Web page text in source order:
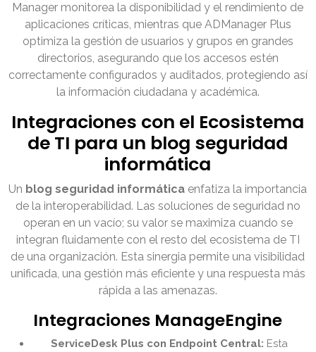
Manager monitorea la disponibilidad y el rendimiento de
aplicaciones críticas, mientras que ADManager Plus
optimiza la gestión de usuarios y grupos en grandes
directorios, asegurando que los accesos estén
correctamente configurados y auditados, protegiendo así
la información ciudadana y académica.
Integraciones con el Ecosistema
de TI para un blog seguridad
informática
Un blog seguridad informática enfatiza la importancia
de la interoperabilidad. Las soluciones de seguridad no
operan en un vacío; su valor se maximiza cuando se
integran fluidamente con el resto del ecosistema de TI
de una organización. Esta sinergia permite una visibilidad
unificada, una gestión más eficiente y una respuesta más
rápida a las amenazas.
Integraciones ManageEngine
ServiceDesk Plus con Endpoint Central: Esta